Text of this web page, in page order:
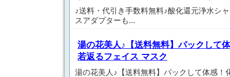
♪送料・代引き手数料無料♪酸化還元浄水シ
スアダプターも...
湯の花美人♪【送料無料】パックして
若返るフェイス マスク
湯の花美人♪【送料無料】パックして体感！